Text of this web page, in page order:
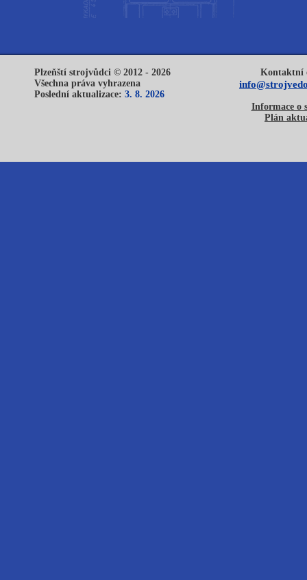
Plzeňští strojvůdci © 2012 - 2026
Všechna práva vyhrazena
Poslední aktualizace: 3. 8. 2026
Kontaktní
Informace o
Plán